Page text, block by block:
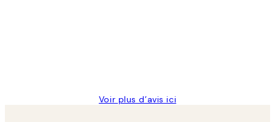
Voir plus d’avis ici